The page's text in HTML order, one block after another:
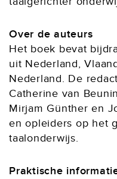
Over de auteurs
Het boek bevat
uit Nederland,
Nederland. De
Catherine van
Mirjam Günther en
en opleiders op het
taalonderwijs.
Praktische